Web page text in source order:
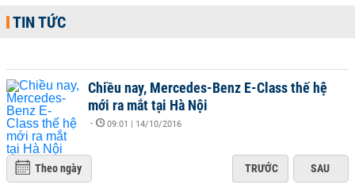
TIN TỨC
Chiều nay, Mercedes-Benz E-Class thế hệ
mới ra mắt tại Hà Nội
- 09:01 | 14/10/2016
Theo ngày TRƯỚC SAU